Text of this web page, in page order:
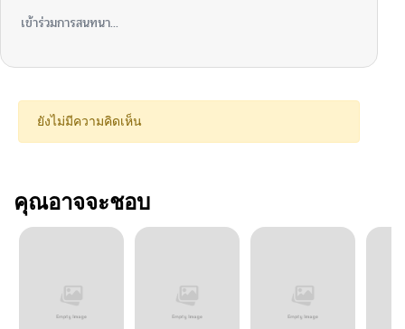
เข้าร่วมการสนทนา...
ยังไม่มีความคิดเห็น
คุณอาจจะชอบ